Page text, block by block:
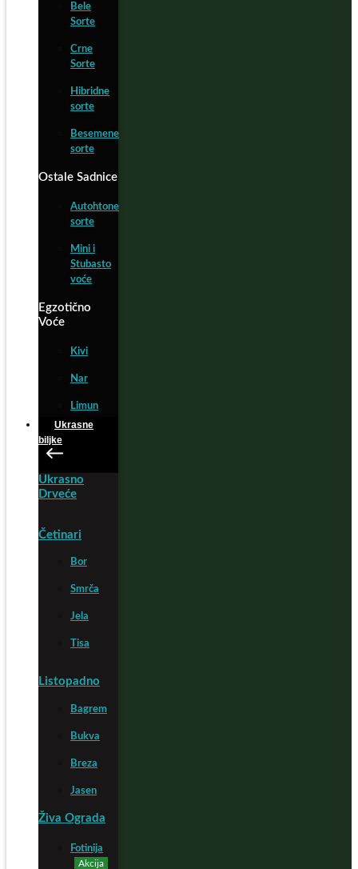
Bele
Sorte
Crne
Sorte
Hibridne
sorte
Besemene
sorte
Ostale Sadnice
Autohtone
sorte
Mini i
Stubasto
voće
Egzotično
Voće
Kivi
Nar
Limun
Ukrasne
biljke
Ukrasno
Drveće
Četinari
Bor
Smrča
Jela
Tisa
Listopadno
Bagrem
Bukva
Breza
Jasen
Živa Ograda
Fotinija
Akcija